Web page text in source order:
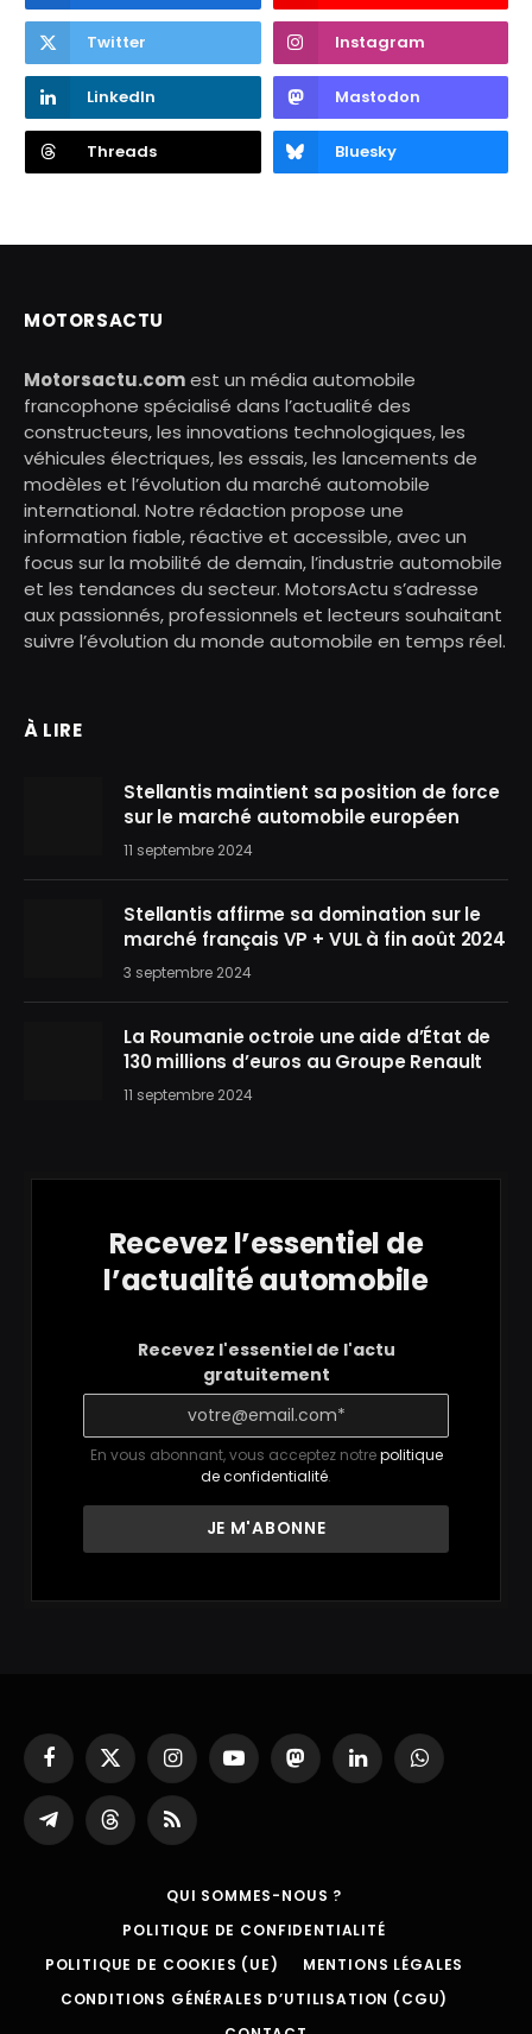
Twitter Instagram
LinkedIn Mastodon
Threads Bluesky
MOTORSACTU
Motorsactu.comest un média automobile
francophone spécialisé dans l’actualité des
constructeurs, les innovations technologiques, les
véhicules électriques, les essais, les lancements de
modèles et l’évolution du marché automobile
international. Notre rédaction propose une
information fiable, réactive et accessible, avec un
focus sur la mobilité de demain, l’industrie automobile
et les tendances du secteur. MotorsActu s’adresse
aux passionnés, professionnels et lecteurs souhaitant
suivre l’évolution du monde automobile en temps réel.
À LIRE
Stellantis maintient sa position de force
sur le marché automobile européen
11 septembre 2024
Stellantis affirme sa domination sur le
marché français VP + VUL à fin août 2024
3 septembre 2024
La Roumanie octroie une aide d’État de
130 millions d’euros au Groupe Renault
11 septembre 2024
Recevez l’essentiel de
l’actualité automobile
Recevez l'essentiel de l'actu
gratuitement
En vous abonnant, vous acceptez notrepolitique
de confidentialité.
Facebook
X
(Twitter)
InstagramYouTubeMastodonLinkedInWhatsApp
Partager
sur
ThreadsRSS
QUI SOMMES-NOUS ?
POLITIQUE DE CONFIDENTIALITÉ
POLITIQUE DE COOKIES (UE)
MENTIONS LÉGALES
CONDITIONS GÉNÉRALES D’UTILISATION (CGU)